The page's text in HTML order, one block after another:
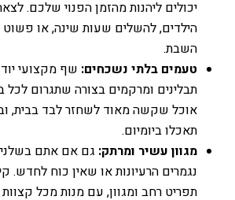
יכולים ליהנות מהזמן הפנוי שלכם.
הילדים, להשלים שעות שינה, או פשוט
השבת.
טעמים בלתי נשכחים: שף מקצועי
תבלינים ומרקמים בצורה שתגרום לכל
אוכל שקשה מאוד לשחזר לבד בבית,
תאכלו ביומיום.
מגוון עשיר ומרתק: גם אם אתם
נגמרים הרעיונות או שאין כוח לחדש.
תפריט רחב ומגוון, עם מנות מכל